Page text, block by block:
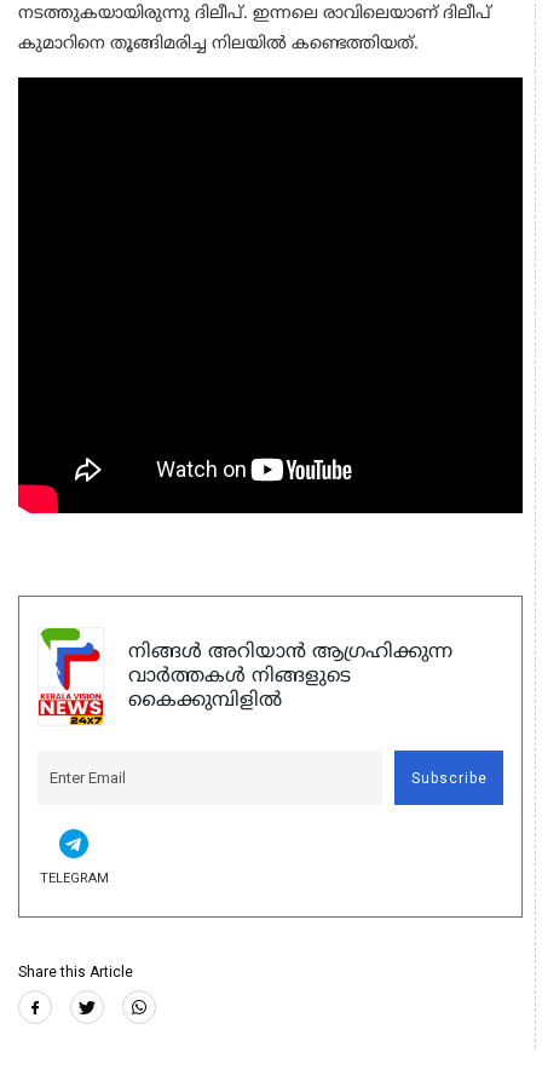
നടത്തുകയായിരുന്നു ദിലീപ്. ഇന്നലെ രാവിലെയാണ് ദിലീപ്
കുമാറിനെ തൂങ്ങിമരിച്ച നിലയിൽ കണ്ടെത്തിയത്.
നിങ്ങൾ അറിയാൻ ആഗ്രഹിക്കുന്ന
വാർത്തകൾ നിങ്ങളുടെ
കൈക്കുമ്പിളിൽ
Subscribe
TELEGRAM
Share this Article